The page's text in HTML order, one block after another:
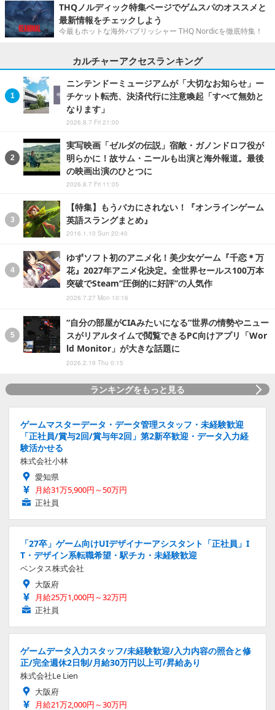
THQノルディック特集ページでゲムスパのオススメと
最新情報をチェックしよう
今最もホットな海外パブリッシャー THQ Nordicを徹底特集！
カルチャーアクセスランキング
ニンテンドーミュージアムが「大切なお知らせ」ー
チケット転売、決済代行に注意喚起「すべて無効と
なります」
2026.8.7 Fri 21:00
実写映画「ゼルダの伝説」宿敵・ガノンドロフ役が
明らかに！故サム・ニールも出演と海外報道。最後
の映画出演のひとつに
2026.8.7 Fri 11:05
【特集】もうバカにされない！『オンラインゲーム
英語スラングまとめ』
2016.1.10 Sun 20:40
ゆずソフト初のアニメ化！美少女ゲーム『千恋＊万
花』2027年アニメ化決定。全世界セールス100万本
突破でSteam“圧倒的に好評”の人気作
2026.7.27 Mon 10:16
“自分の部屋がCIAみたいになる”世界の情勢やニュー
スがリアルタイムで閲覧できるPC向けアプリ「Wor
ld Monitor」が大きな話題に
2026.2.19 Thu 0:15
ランキングをもっと見る
ゲームマスターデータ・データ管理スタッフ・未経験歓迎
「正社員/賞与2回/賞与年2回」第2新卒歓迎・データ入力経
験活かせる
株式会社小林
愛知県
月給31万5,900円～50万円
正社員
「27卒」ゲーム向けUIデザイナーアシスタント「正社員」I
T・デザイン系転職希望・駅チカ・未経験歓迎
ベンタス株式会社
大阪府
月給25万1,000円～32万円
正社員
ゲームデータ入力スタッフ/未経験歓迎/入力内容の照合と修
正/完全週休2日制/月給30万円以上可/昇給あり
株式会社Le Lien
大阪府
月給21万2,000円～30万円